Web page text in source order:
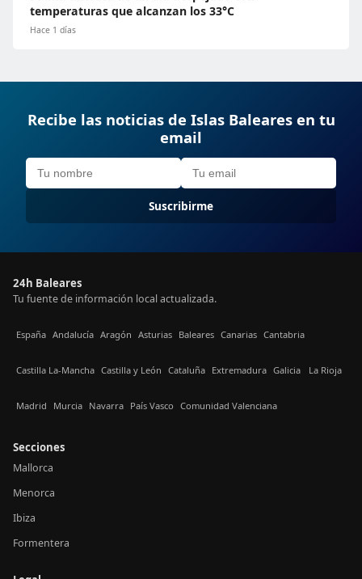
temperaturas que alcanzan los 33°C
Hace 1 días
Recibe las noticias de Islas Baleares en tu
email
Suscribirme
24h Baleares
Tu fuente de información local actualizada.
España Andalucía Aragón Asturias Baleares Canarias Cantabria
Castilla La-Mancha Castilla y León Cataluña Extremadura Galicia La Rioja
Madrid Murcia Navarra País Vasco Comunidad Valenciana
Secciones
Mallorca
Menorca
Ibiza
Formentera